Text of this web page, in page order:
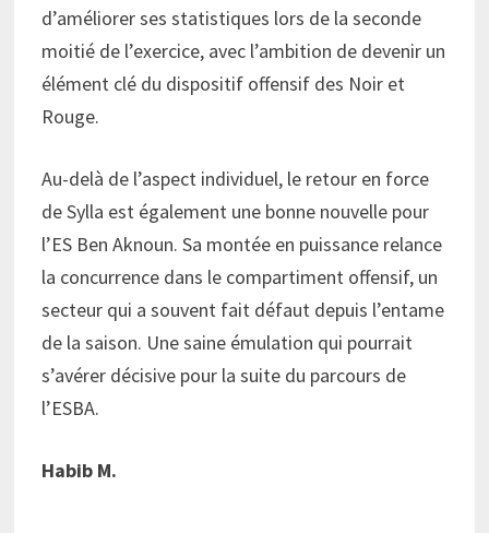
d’améliorer ses statistiques lors de la seconde
moitié de l’exercice, avec l’ambition de devenir un
élément clé du dispositif offensif des Noir et
Rouge.
Au-delà de l’aspect individuel, le retour en force
de Sylla est également une bonne nouvelle pour
l’ES Ben Aknoun. Sa montée en puissance relance
la concurrence dans le compartiment offensif, un
secteur qui a souvent fait défaut depuis l’entame
de la saison. Une saine émulation qui pourrait
s’avérer décisive pour la suite du parcours de
l’ESBA.
Habib M.